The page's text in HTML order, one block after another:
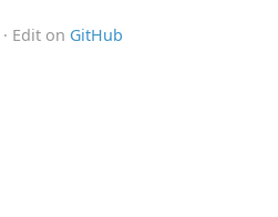
· Edit on GitHub